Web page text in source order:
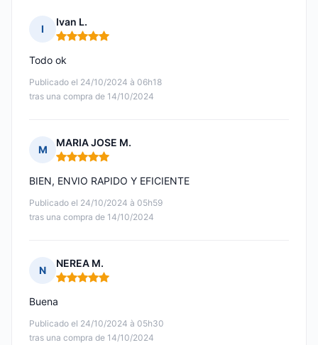
I
Ivan L.
Nota: 5 de 5
Publicado el 24/10/2024 à 06h18
tras una compra de 14/10/2024
Todo ok
M
MARIA JOSE M.
Nota: 5 de 5
Publicado el 24/10/2024 à 05h59
tras una compra de 14/10/2024
BIEN, ENVIO RAPIDO Y EFICIENTE
N
NEREA M.
Nota: 5 de 5
Publicado el 24/10/2024 à 05h30
tras una compra de 14/10/2024
Buena